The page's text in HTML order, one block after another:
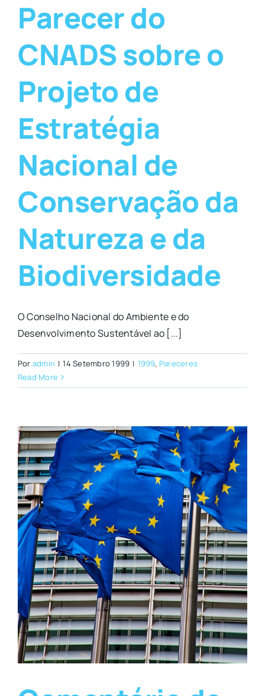
Parecer do
CNADS sobre o
Projeto de
Estratégia
Nacional de
Conservação da
Natureza e da
Biodiversidade
O Conselho Nacional do Ambiente e do
Desenvolvimento Sustentável ao [...]
Por admin | 14 Setembro 1999 | 1999, Pareceres
Read More